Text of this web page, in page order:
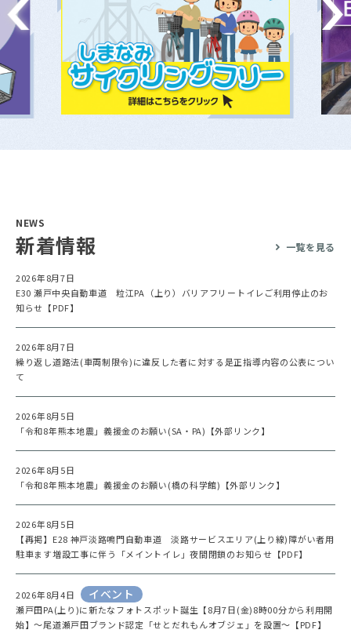
NEWS
新着情報 一覧を見る
2026年8月7日
E30 瀬戸中央自動車道 粒江PA（上り）バリアフリートイレご利用停止のお
知らせ【PDF】
2026年8月7日
繰り返し道路法(車両制限令)に違反した者に対する是正指導内容の公表につい
て
2026年8月5日
「令和8年熊本地震」義援金のお願い(SA・PA)【外部リンク】
2026年8月5日
「令和8年熊本地震」義援金のお願い(橋の科学館)【外部リンク】
2026年8月5日
【再掲】E28 神戸淡路鳴門自動車道 淡路サービスエリア(上り線)障がい者用
駐車ます増設工事に伴う「メイントイレ」夜間閉鎖のお知らせ【PDF】
2026年8月4日 イベント
瀬戸田PA(上り)に新たなフォトスポット誕生【8月7日(金)8時00分から利用開
始】～尾道瀬戸田ブランド認定「せとだれもんオブジェ」を設置～【PDF】